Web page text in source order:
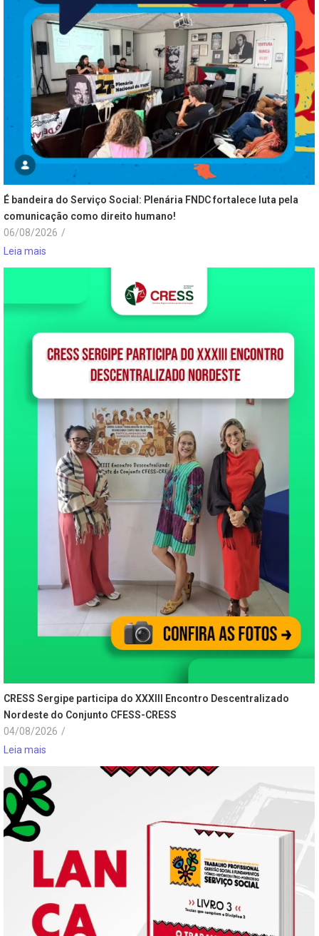
É bandeira do Serviço Social: Plenária FNDC fortalece luta pela
comunicação como direito humano!
06/08/2026 /
Leia mais
CRESS Sergipe participa do XXXIII Encontro Descentralizado
Nordeste do Conjunto CFESS-CRESS
04/08/2026 /
Leia mais